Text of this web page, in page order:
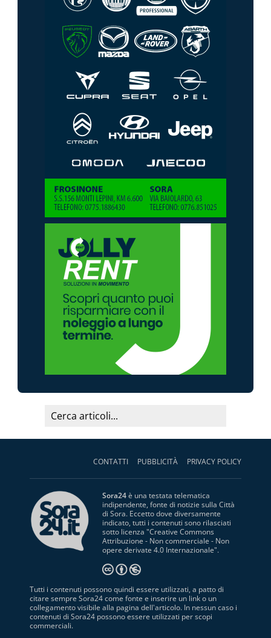
CONTATTI PUBBLICITÀ PRIVACY POLICY
Sora24è una testata telematica
indipendente, fonte di notizie sulla Città
di Sora. Eccetto dove diversamente
indicato, tutti i contenuti sono rilasciati
sotto licenza "Creative Commons
Attribuzione - Non commerciale - Non
opere derivate 4.0 Internazionale".
Tutti i contenuti possono quindi essere utilizzati, a patto di
citare sempre Sora24 come fonte e inserire un link o un
collegamento visibile alla pagina dell'articolo. In nessun caso i
contenuti di Sora24 possono essere utilizzati per scopi
commerciali.